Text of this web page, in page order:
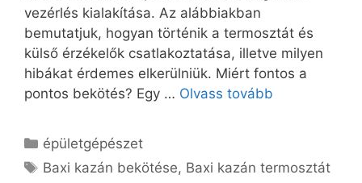
vezérlés kialakítása. Az alábbiakban
bemutatjuk, hogyan történik a termosztát és
külső érzékelők csatlakoztatása, illetve milyen
hibákat érdemes elkerülniük. Miért fontos a
pontos bekötés? Egy … Olvass tovább
Kategória
épületgépészet
Címkék
Baxi kazán bekötése, Baxi kazán termosztát